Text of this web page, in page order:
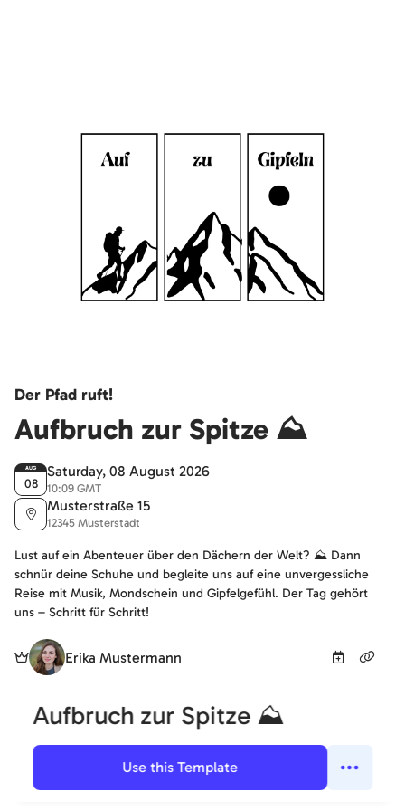
Der Pfad ruft!
Aufbruch zur Spitze ⛰️
AUG
08
Saturday, 08 August 2026
10:09 GMT
Musterstraße 15
12345 Musterstadt
Lust auf ein Abenteuer über den Dächern der Welt? ⛰️ Dann
schnür deine Schuhe und begleite uns auf eine unvergessliche
Reise mit Musik, Mondschein und Gipfelgefühl. Der Tag gehört
uns – Schritt für Schritt!
Erika Mustermann
Guests (Confirmed):
5 guests
+2
😀 😢
Not going
🤔
Maybe
Aufbruch zur Spitze ⛰️
Use this Template